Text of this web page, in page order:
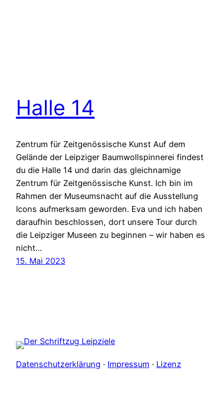
Halle 14
Zentrum für Zeitgenössische Kunst Auf dem
Gelände der Leipziger Baumwollspinnerei findest
du die Halle 14 und darin das gleichnamige
Zentrum für Zeitgenössische Kunst. Ich bin im
Rahmen der Museumsnacht auf die Ausstellung
Icons aufmerksam geworden. Eva und ich haben
daraufhin beschlossen, dort unsere Tour durch
die Leipziger Museen zu beginnen – wir haben es
nicht…
15. Mai 2023
Datenschutzerklärung · Impressum · Lizenz